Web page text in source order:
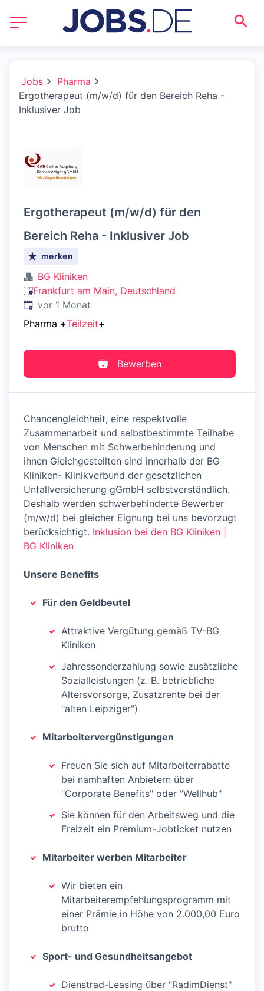
Jobs
Pharma
Ergotherapeut (m/w/d) für den Bereich Reha -
Inklusiver Job
Ergotherapeut (m/w/d) für den
Bereich Reha - Inklusiver Job
merken
BG Kliniken
Frankfurt am Main, Deutschland
Veröffentlicht:
vor 1 Monat
Pharma +Teilzeit+
Bewerben
Chancengleichheit, eine respektvolle
Zusammenarbeit und selbstbestimmte Teilhabe
von Menschen mit Schwerbehinderung und
ihnen Gleichgestellten sind innerhalb der BG
Kliniken- Klinikverbund der gesetzlichen
Unfallversicherung gGmbH selbstverständlich.
Deshalb werden schwerbehinderte Bewerber
(m/w/d) bei gleicher Eignung bei uns bevorzugt
berücksichtigt. Inklusion bei den BG Kliniken |
BG Kliniken
Unsere Benefits
Für den Geldbeutel
Attraktive Vergütung gemäß TV-BG
Kliniken
Jahressonderzahlung sowie zusätzliche
Sozialleistungen (z. B. betriebliche
Altersvorsorge, Zusatzrente bei der
"alten Leipziger")
Mitarbeitervergünstigungen
Freuen Sie sich auf Mitarbeiterrabatte
bei namhaften Anbietern über
"Corporate Benefits" oder "Wellhub"
Sie können für den Arbeitsweg und die
Freizeit ein Premium-Jobticket nutzen
Mitarbeiter werben Mitarbeiter
Wir bieten ein
Mitarbeiterempfehlungsprogramm mit
einer Prämie in Höhe von 2.000,00 Euro
brutto
Sport- und Gesundheitsangebot
Dienstrad-Leasing über "RadimDienst"